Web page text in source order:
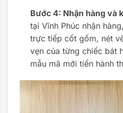
Bước 4: Nhận hàng và
tại Vĩnh Phúc nhận
trực tiếp cốt gốm, nét
vẹn của từng chiếc bát
mẫu mã mới tiến hành